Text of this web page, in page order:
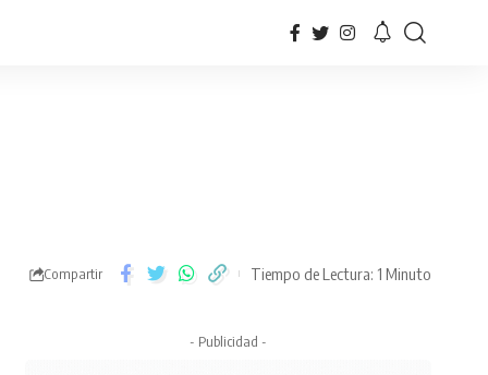
Compartir Tiempo de Lectura: 1 Minuto
- Publicidad -